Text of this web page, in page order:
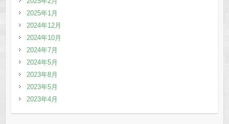
2025年1月
2024年12月
2024年10月
2024年7月
2024年5月
2023年8月
2023年5月
2023年4月